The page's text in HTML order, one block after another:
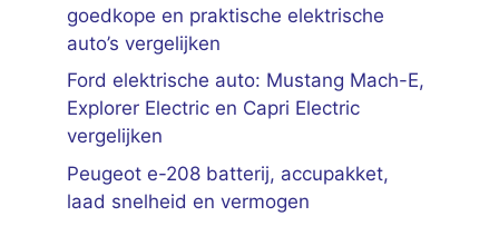
goedkope en praktische elektrische
auto’s vergelijken
Ford elektrische auto: Mustang Mach-E,
Explorer Electric en Capri Electric
vergelijken
Peugeot e-208 batterij, accupakket,
laad snelheid en vermogen